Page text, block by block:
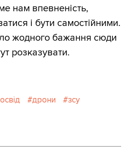
нам впевненість,
і бути самостійними.
жодного бажання сюди
розказувати.
дрони
зсу